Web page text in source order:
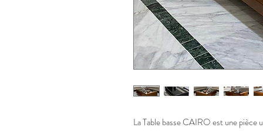
La Table basse CAIRO est une pièce